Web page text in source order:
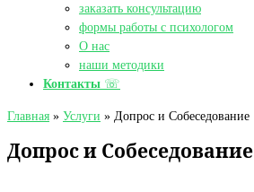
заказать консультацию
формы работы с психологом
О нас
наши методики
Контакты ☏
Главная » Услуги » Допрос и Собеседование
Допрос и Собеседование